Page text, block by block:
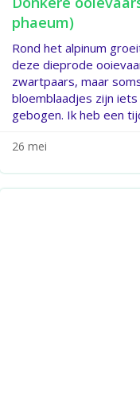
phaeum)
Rond het alpinum
deze dieprode
zwartpaars, maar
bloemblaadjes zijn
gebogen. Ik heb een
26 mei